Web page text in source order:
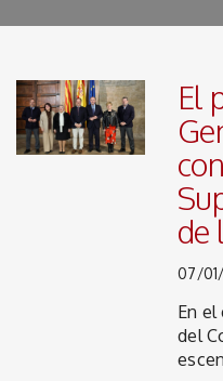
El
de
07/
En el
del